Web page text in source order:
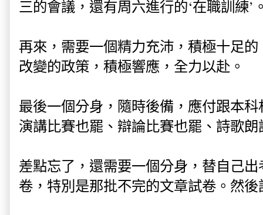
三的會議，還有周六進行的‘在職訓練’
再來，需要一個精力充沛，積極十足
改變的政策，積極響應，全力以赴。
最後一個分身，隨時後備，應付跟本
演講比賽也罷、辯論比賽也罷、詩歌
差點忘了，還需要一個分身，替自己
卷，特別是那批不完的文章試卷。然